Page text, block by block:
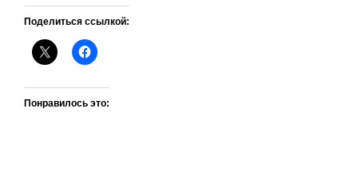
Поделиться ссылкой:
Понравилось это: